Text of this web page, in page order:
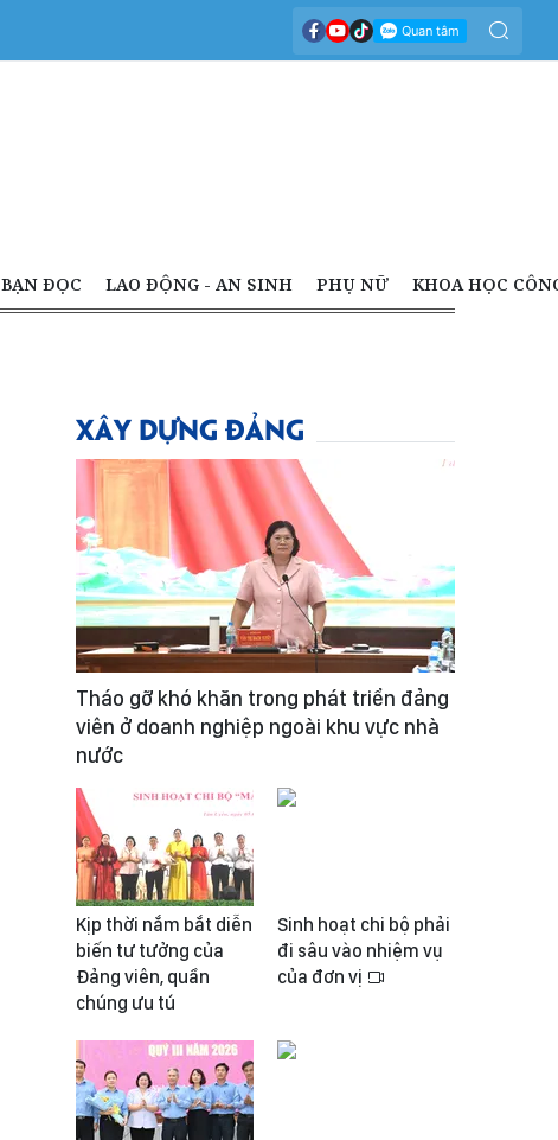
BẠN ĐỌC LAO ĐỘNG - AN SINH PHỤ NỮ KHOA HỌC
XÂY DỰNG ĐẢNG
Tháo gỡ khó khăn trong phát triển đảng
viên ở doanh nghiệp ngoài khu vực nhà
nước
Kịp thời nắm bắt diễn
biến tư tưởng của
Đảng viên, quần
chúng ưu tú
Sinh hoạt chi bộ phải
đi sâu vào nhiệm vụ
của đơn vị